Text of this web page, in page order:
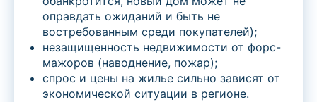
оправдать ожиданий и быть не
востребованным среди покупателей);
незащищенность недвижимости от форс-
мажоров (наводнение, пожар);
спрос и цены на жилье сильно зависят от
экономической ситуации в регионе.